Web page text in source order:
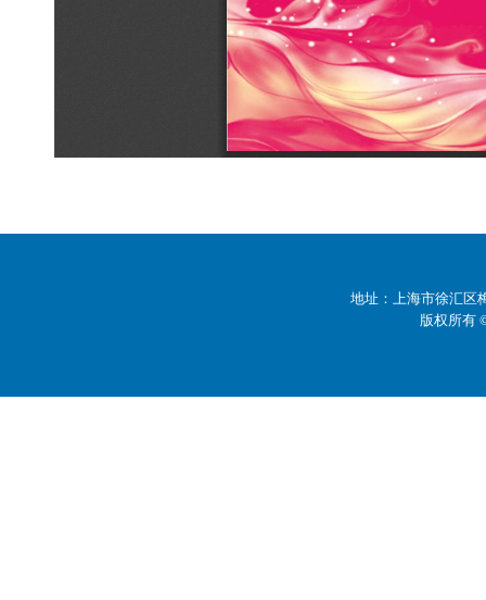
地址：上海市徐汇
版权所有